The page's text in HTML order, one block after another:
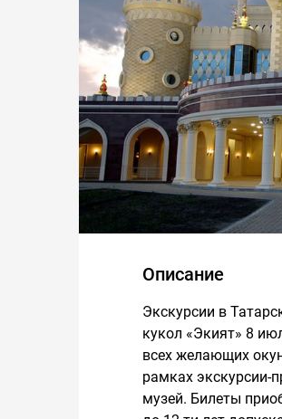
Описание
Экскурсии в
кукол «Экият» 8
всех желающих
рамках экскурсии-
музей. Билеты